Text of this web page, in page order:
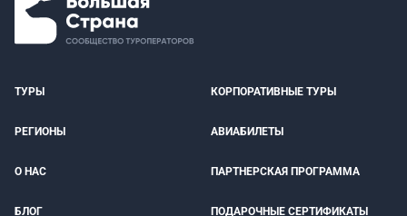
ТУРЫ КОРПОРАТИВНЫЕ ТУРЫ
РЕГИОНЫ АВИАБИЛЕТЫ
О НАС ПАРТНЕРСКАЯ ПРОГРАММА
БЛОГ ПОДАРОЧНЫЕ СЕРТИФИКАТЫ